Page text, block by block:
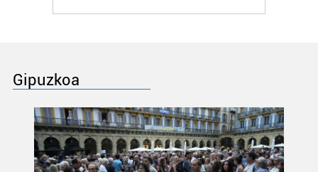
Gipuzkoa